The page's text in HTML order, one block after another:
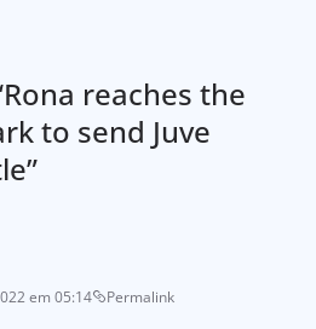
Rona reaches the
to send Juve
”
em 05:14 Permalink